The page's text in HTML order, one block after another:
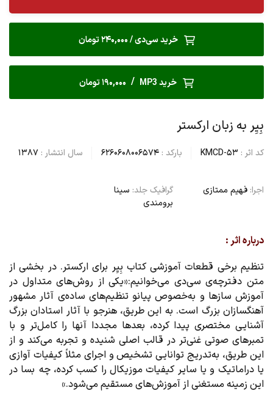
خرید سی‌دی / 240,000 تومان
خرید MP3 / 190,000 تومان
بِیِر به زبان ارکستر
کد اثر : KMCD-53 بارکد : 6260608006574 سال انتشار : 1387
اجرا: فهیم ممتازی گرافیک جلد: سینا
برومندی
درباره اثر :
تنظیم برخی قطعات آموزشی کتاب بِیِر برای ارکستر. در بخشی از
متن دفترچه‌ی سی‌دی می‌خوانیم:«یکی از روش‌های متداول در
آموزش سازها و به‌خصوص پیانو تنظیم‌های ساده‌ی آثار مشهور
آهنگسازان بزرگ است. به این طریق، هنرجو با آثار استادان بزرگ
آشنایی مختصری پیدا کرده، بعدها مجددا آنها را کامل‌تر و با
تمبرهای صوتی غنی‌تر در قالب اصلی شنیده و تجربه می‌کند و از
این طریق، به‌تدریج توانایی تشخیص و اجرای مثلاً کیفیات آوازی
یا دراماتیک و یا سایر کیفیات موزیکال را کسب کرده، چه بسا در
این زمینه مستغنی از آموزش‌های مستقیم می‌شود.»